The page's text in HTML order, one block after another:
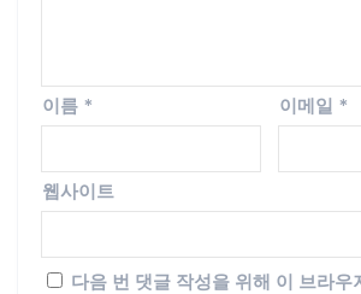
이름 * 이메일 *
웹사이트
다음 번 댓글 작성을 위해 이 브라우